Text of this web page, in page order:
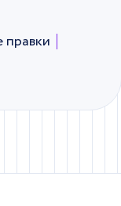
правки